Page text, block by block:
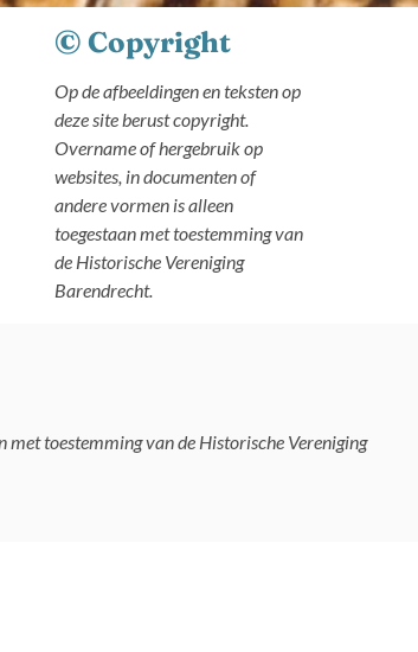
© Copyright
Op de afbeeldingen en teksten op
deze site berust copyright.
Overname of hergebruik op
websites, in documenten of
andere vormen is alleen
toegestaan met toestemming van
de Historische Vereniging
Barendrecht.
met toestemming van de Historische Vereniging